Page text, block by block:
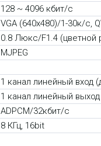
128 ~ 4096 кбит/с
VGA (640x480)/1-30к/с,
0.8 Люкс/F1.4
MJPEG
1 канал линейный вход
1 канал линейный
ADPCM/32кбит/с
8 КГц, 16bit